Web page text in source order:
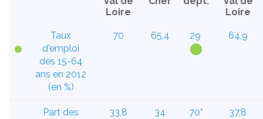
Loire
Loire
Taux
d'emploi
des 15-64
ans en 2012
(en %)
70 65,4 29 64,9
Part des
33,8 34 70* 37,8